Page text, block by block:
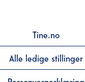
Tine.no
Alle ledige stillinger